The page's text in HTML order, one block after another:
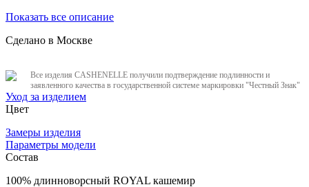
Показать все описание
Сделано в Москве
Все изделия CASHENELLE получили подтверждение подлинности и
заявленного качества в государственной системе маркировки "Честный Знак"
Уход за изделием
Цвет
Замеры изделия
Параметры модели
Состав
100% длинноворсный ROYAL кашемир